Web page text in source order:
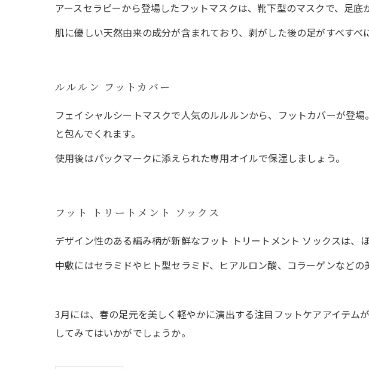
アースセラピーから登場したフットマスクは、靴下型のマスクで、足底
肌に優しい天然由来の成分が含まれており、剥がした後の足がすべすべ
ルルルン フットカバー
フェイシャルシートマスクで人気のルルルンから、フットカバーが登
と包んでくれます。
使用後はパックマークに添えられた専用オイルで保湿しましょう。
フット トリートメント ソックス
デザイン性のある編み柄が新鮮なフット トリートメント ソックスは、
中敷にはセラミドやヒト型セラミド、ヒアルロン酸、コラーゲンなど
3月には、春の足元を美しく軽やかに演出する注目フットケアアイテム
してみてはいかがでしょうか。